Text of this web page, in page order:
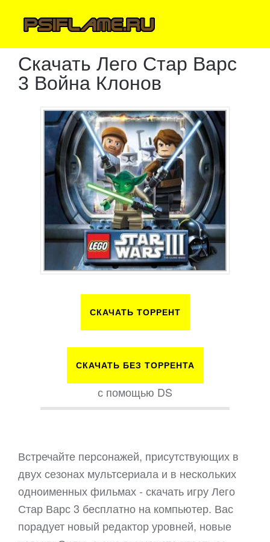
Скачать Лего Стар Варс
3 Война Клонов
СКАЧАТЬ ТОРРЕНТ
СКАЧАТЬ БЕЗ ТОРРЕНТА
с помощью DS
Встречайте персонажей, присутствующих в
двух сезонах мультсериала и в нескольких
одноименных фильмах - скачать игру Лего
Стар Варс 3 бесплатно на компьютер. Вас
порадует новый редактор уровней, новые